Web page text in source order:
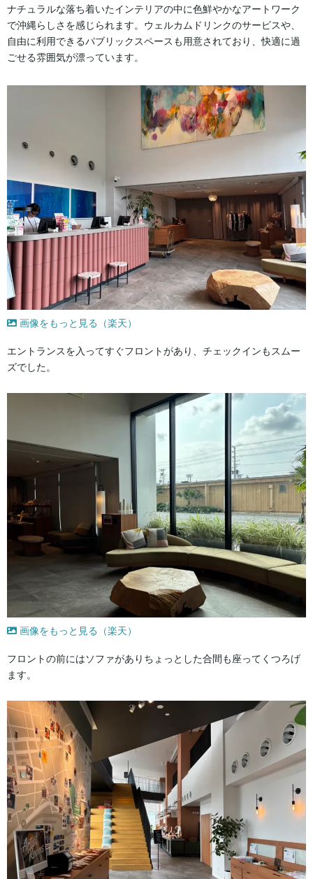
ナチュラルな落ち着いたインテリアの中に色鮮やかなアートワーク
で沖縄らしさを感じられます。ウェルカムドリンクのサービスや、
自由に利用できるパブリックスペースも用意されており、快適に過
ごせる雰囲気が漂っています。
画像をもっと見る（楽天）
エントランスを入ってすぐフロントがあり、チェックインもスムー
ズでした。
画像をもっと見る（楽天）
フロントの前にはソファがありちょっとした合間も座ってくつろげ
ます。